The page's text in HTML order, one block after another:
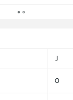
J
0